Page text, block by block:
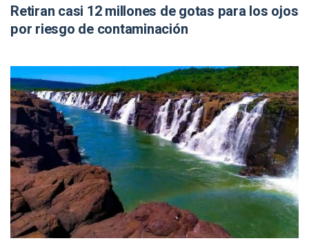
Retiran casi 12 millones de gotas para los ojos
por riesgo de contaminación